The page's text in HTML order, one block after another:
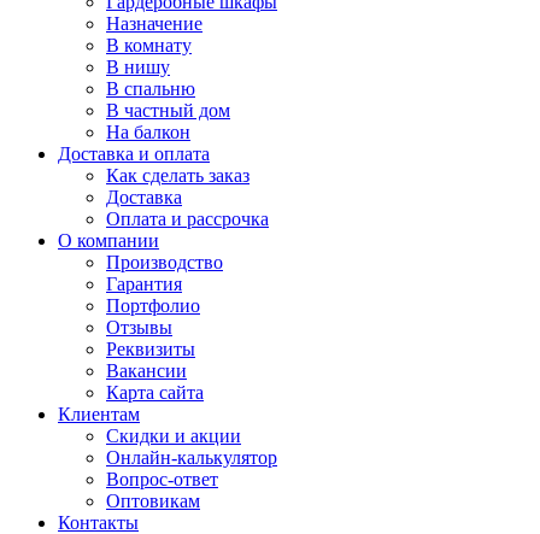
Назначение
В комнату
В нишу
В спальню
В частный дом
На балкон
Доставка и оплата
Как сделать заказ
Доставка
Оплата и рассрочка
О компании
Производство
Гарантия
Портфолио
Отзывы
Реквизиты
Вакансии
Карта сайта
Клиентам
Скидки и акции
Онлайн-калькулятор
Вопрос-ответ
Оптовикам
Контакты